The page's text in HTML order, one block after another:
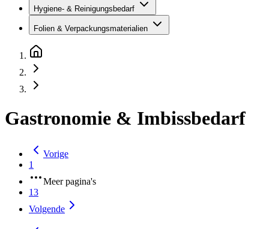
Hygiene- & Reinigungsbedarf
Folien & Verpackungsmaterialien
Gastronomie & Imbissbedarf
Vorige
1
Meer pagina's
13
Volgende